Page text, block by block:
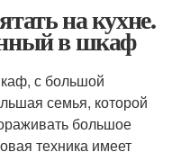
на кухне.
в шкаф
с большой
семья, которой
большое
техника имеет